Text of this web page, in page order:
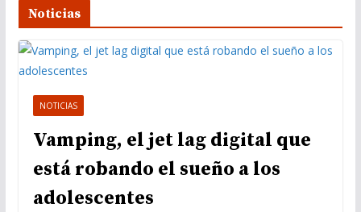
Noticias
NOTICIAS
Vamping, el jet lag digital que
está robando el sueño a los
adolescentes